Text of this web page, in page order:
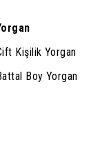
Kişilik Yorgan
Boy Yorgan